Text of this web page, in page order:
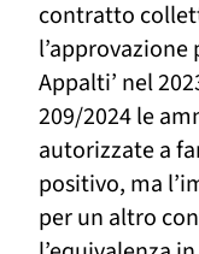
contratto
l’approvazione
Appalti’ nel
209/2024 le
autorizzate a
positivo, ma
per un altro